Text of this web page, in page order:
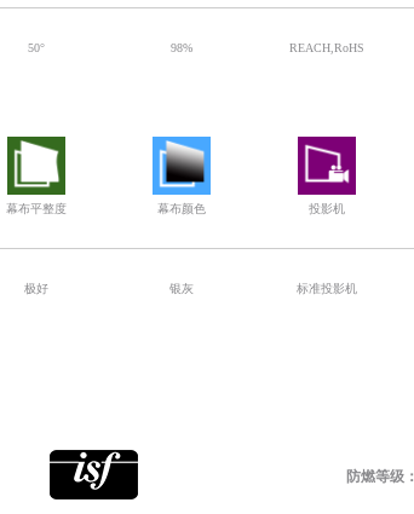
50° 98% REACH,RoHS
幕布平整度 幕布颜色 投影机
极好 银灰 标准投影机
防燃等级：